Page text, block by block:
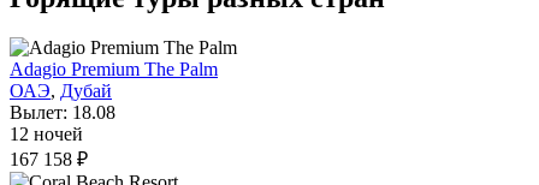
Adagio Premium The Palm
ОАЭ, Дубай
Вылет: 18.08
12 ночей
167 158 ₽